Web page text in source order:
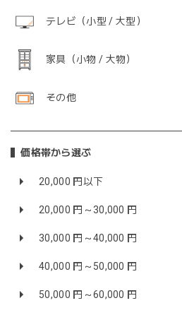
テレビ（小型 / 大型）
家具（小物 / 大物）
その他
価格帯から選ぶ
20,000 円以下
20,000 円～30,000 円
30,000 円～40,000 円
40,000 円～50,000 円
50,000 円～60,000 円